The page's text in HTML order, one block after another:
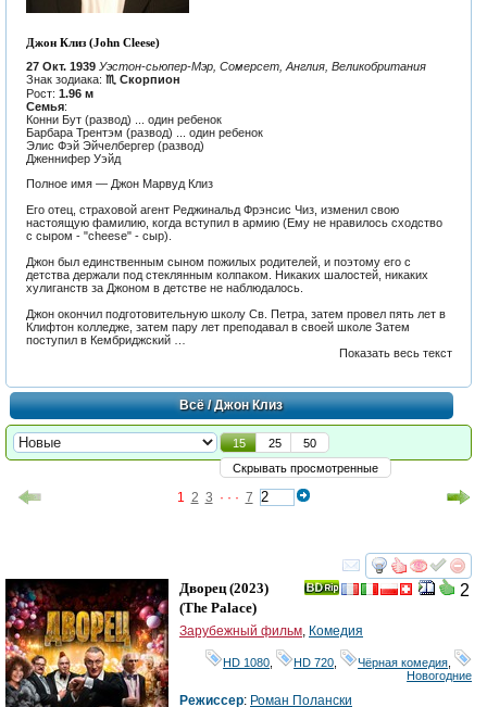
Джон Клиз (John Cleese)
27 Окт. 1939 Уэстон-сьюпер-Мэр, Сомерсет, Англия, Великобритания
Знак зодиака: ♏ Скорпион
Рост: 1.96 м
Семья:
Конни Бут (развод) ... один ребенок
Барбара Трентэм (развод) ... один ребенок
Элис Фэй Эйчелбергер (развод)
Дженнифер Уэйд
Полное имя — Джон Марвуд Клиз
Его отец, страховой агент Реджинальд Фрэнсис Чиз, изменил свою
настоящую фамилию, когда вступил в армию (Ему не нравилось сходство
с сыром - "cheese" - сыр).
Джон был единственным сыном пожилых родителей, и поэтому его с
детства держали под стеклянным колпаком. Никаких шалостей, никаких
хулиганств за Джоном в детстве не наблюдалось.
Джон окончил подготовительную школу Св. Петра, затем провел пять лет в
Клифтон колледже, затем пару лет преподавал в своей школе Затем
поступил в Кембриджский …
Показать весь текст
Всё/ Джон Клиз
15 25
50
Скрывать просмотренные
1 2 3 · · · 7
смотреть
2
Дворец (2023)
(The Palace)
Зарубежный фильм Комедия
HD 1080 HD 720 Чёрная комедия
Новогодние
Режиссер: Роман Полански